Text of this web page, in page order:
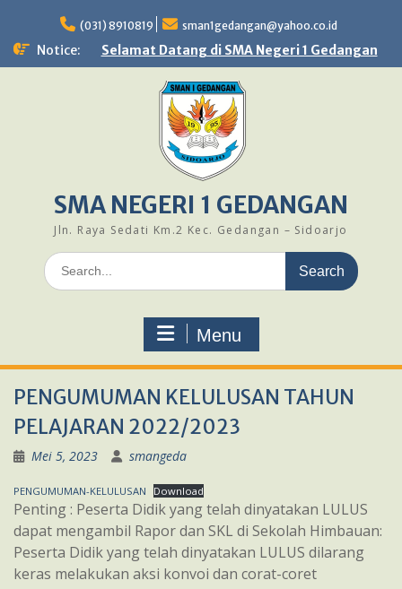
content
(031) 8910819 sman1gedangan@yahoo.co.id
Notice: Selamat Datang di SMA Negeri 1 Gedangan
SMA NEGERI 1 GEDANGAN
Jln. Raya Sedati Km.2 Kec. Gedangan – Sidoarjo
Search
for:
Menu
PENGUMUMAN KELULUSAN TAHUN
PELAJARAN 2022/2023
Mei 5, 2023 smangeda
PENGUMUMAN-KELULUSAN Download
Penting : Peserta Didik yang telah dinyatakan LULUS
dapat mengambil Rapor dan SKL di Sekolah Himbauan:
Peserta Didik yang telah dinyatakan LULUS dilarang
keras melakukan aksi konvoi dan corat-coret